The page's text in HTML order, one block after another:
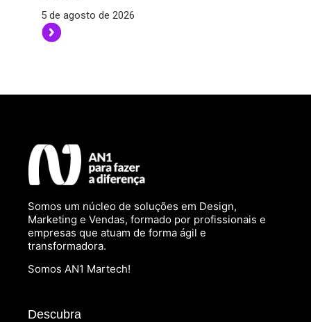
5 de agosto de 2026
Somos um núcleo de soluções em Design,
Marketing e Vendas, formado por profissionais e
empresas que atuam de forma ágil e
transformadora.
Somos AN1 Martech!
Descubra